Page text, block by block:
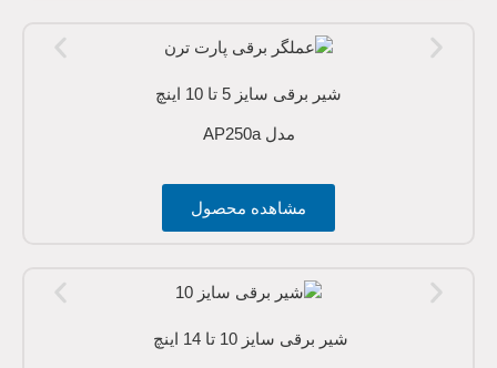
شیر برقی سایز 5 تا 10 اینچ
مدل AP250a
مشاهده محصول
شیر برقی سایز 10 تا 14 اینچ